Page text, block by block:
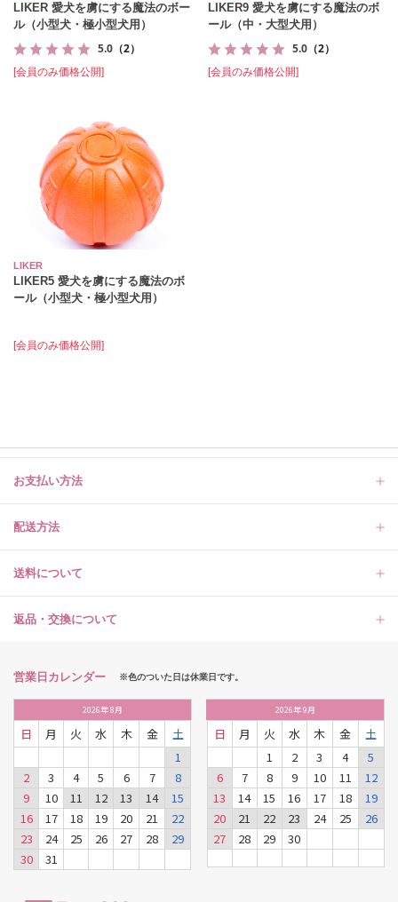
LIKER 愛犬を虜にする魔法のボー
ル（小型犬・極小型犬用）
5.0 （2）
[会員のみ価格公開]
LIKER9 愛犬を虜にする魔法のボ
ール（中・大型犬用）
5.0 （2）
[会員のみ価格公開]
LIKER
LIKER5 愛犬を虜にする魔法のボ
ール（小型犬・極小型犬用）
[会員のみ価格公開]
お支払い方法
配送方法
送料について
返品・交換について
営業日カレンダー ※色のついた日は休業日です。
2026年8月
日 月 火 水 木 金
土
1
2
3 4 5 6 7
8
9
10 11 12 13 14
15
16
17 18 19 20 21
22
23
24 25 26 27 28
29
30
31
2026年9月
日 月 火 水 木 金
土
1
2 3 4
5
6
7 8 9 10 11
12
13
14 15 16 17 18
19
20
21 22 23 24 25
26
27
28 29 30